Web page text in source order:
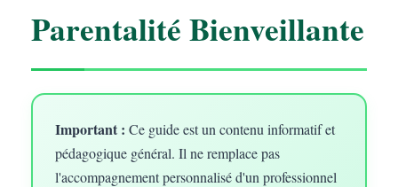
Parentalité Bienveillante
Important : Ce guide est un contenu informatif et
pédagogique général. Il ne remplace pas
l'accompagnement personnalisé d'un professionnel